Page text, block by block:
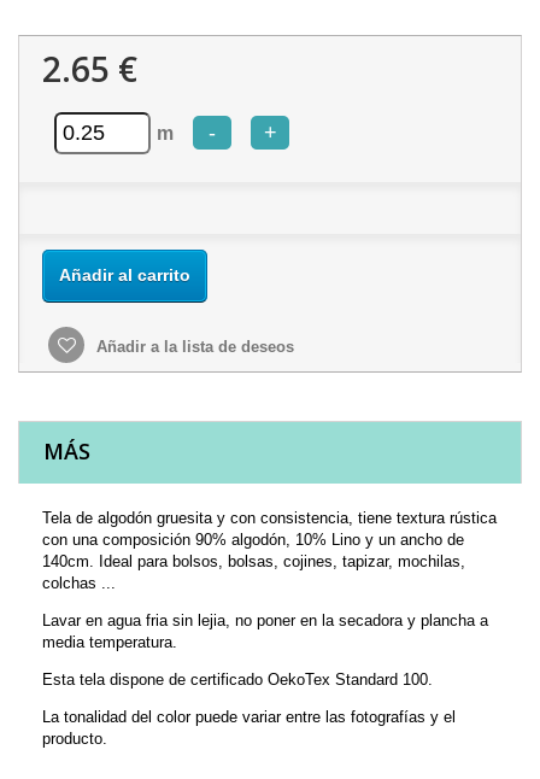
2.65 €
m - +
Añadir al carrito
Añadir a la lista de deseos
MÁS
Tela de algodón gruesita y con consistencia, tiene textura rústica
con una composición 90% algodón, 10% Lino y un ancho de
140cm. Ideal para bolsos, bolsas, cojines, tapizar, mochilas,
colchas ...
Lavar en agua fria sin lejia, no poner en la secadora y plancha a
media temperatura.
Esta tela dispone de certificado OekoTex Standard 100.
La tonalidad del color puede variar entre las fotografías y el
producto.